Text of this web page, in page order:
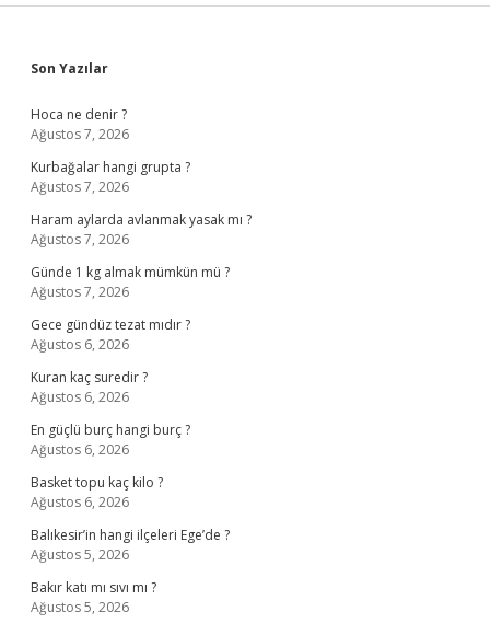
Sidebar
Son Yazılar
Hoca ne denir ?
Ağustos 7, 2026
Kurbağalar hangi grupta ?
Ağustos 7, 2026
Haram aylarda avlanmak yasak mı ?
Ağustos 7, 2026
Günde 1 kg almak mümkün mü ?
Ağustos 7, 2026
Gece gündüz tezat mıdır ?
Ağustos 6, 2026
Kuran kaç suredir ?
Ağustos 6, 2026
En güçlü burç hangi burç ?
Ağustos 6, 2026
Basket topu kaç kilo ?
Ağustos 6, 2026
Balıkesir’in hangi ilçeleri Ege’de ?
Ağustos 5, 2026
Bakır katı mı sıvı mı ?
Ağustos 5, 2026